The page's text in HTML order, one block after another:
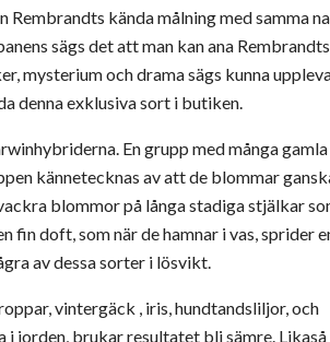
kända målning med samma
sägs det att man kan ana Rembrandts
mysterium och drama sägs kunna
denna exklusiva sort i butiken.
En grupp med många gamla
kännetecknas av att de blommar
blommor på långa stadiga stjälkar
doft, som när de hamnar i vas, sprider
av dessa sorter i lösvikt.
vintergäck , iris, hundtandsliljor, och
jorden, brukar resultatet bli sämre. Likaså